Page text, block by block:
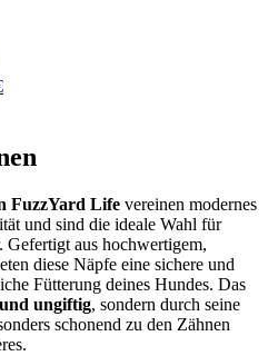
FuzzYard Life vereinen modernes
und sind die ideale Wahl für
Gefertigt aus hochwertigem,
diese Näpfe eine sichere und
Fütterung deines Hundes. Das
ungiftig, sondern durch seine
schonend zu den Zähnen